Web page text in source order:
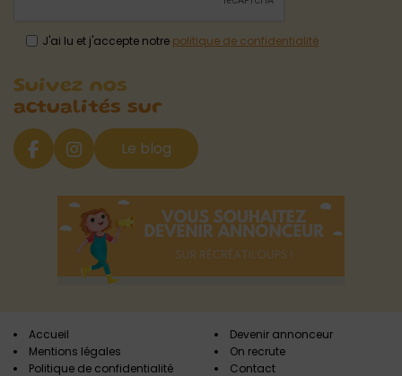
J'ai lu et j'accepte notre politique de confidentialité
Suivez nos
actualités sur
Le blog
Accueil
Mentions légales
Politique de confidentialité
Devenir annonceur
On recrute
Contact